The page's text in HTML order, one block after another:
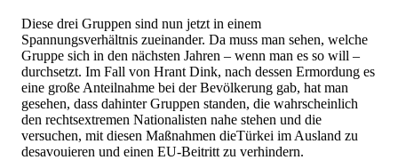
Diese drei Gruppen sind nun jetzt in einem
Spannungsverhältnis zueinander. Da muss man sehen, welche
Gruppe sich in den nächsten Jahren – wenn man es so will –
durchsetzt. Im Fall von Hrant Dink, nach dessen Ermordung es
eine große Anteilnahme bei der Bevölkerung gab, hat man
gesehen, dass dahinter Gruppen standen, die wahrscheinlich
den rechtsextremen Nationalisten nahe stehen und die
versuchen, mit diesen Maßnahmen dieTürkei im Ausland zu
desavouieren und einen EU-Beitritt zu verhindern.